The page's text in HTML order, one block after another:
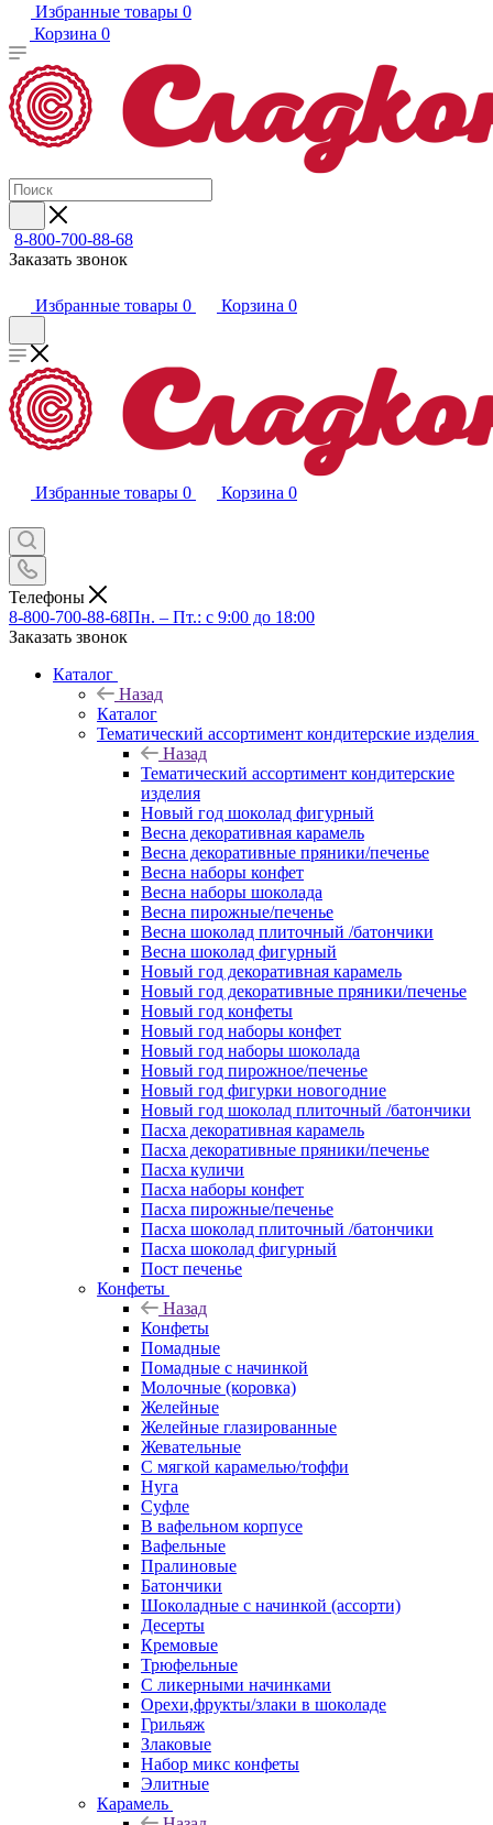
Избранные товары 0
Корзина 0
8-800-700-88-68
Заказать звонок
Избранные товары 0 Корзина 0
Избранные товары 0 Корзина 0
Телефоны
8-800-700-88-68Пн. – Пт.: с 9:00 до 18:00
Заказать звонок
Каталог
Назад
Каталог
Тематический ассортимент кондитерские изделия
Назад
Тематический ассортимент кондитерские
изделия
Новый год шоколад фигурный
Весна декоративная карамель
Весна декоративные пряники/печенье
Весна наборы конфет
Весна наборы шоколада
Весна пирожные/печенье
Весна шоколад плиточный /батончики
Весна шоколад фигурный
Новый год декоративная карамель
Новый год декоративные пряники/печенье
Новый год конфеты
Новый год наборы конфет
Новый год наборы шоколада
Новый год пирожное/печенье
Новый год фигурки новогодние
Новый год шоколад плиточный /батончики
Пасха декоративная карамель
Пасха декоративные пряники/печенье
Пасха куличи
Пасха наборы конфет
Пасха пирожные/печенье
Пасха шоколад плиточный /батончики
Пасха шоколад фигурный
Пост печенье
Конфеты
Назад
Конфеты
Помадные
Помадные с начинкой
Молочные (коровка)
Желейные
Желейные глазированные
Жевательные
С мягкой карамелью/тоффи
Нуга
Суфле
В вафельном корпусе
Вафельные
Пралиновые
Батончики
Шоколадные с начинкой (ассорти)
Десерты
Кремовые
Трюфельные
С ликерными начинками
Орехи,фрукты/злаки в шоколаде
Грильяж
Злаковые
Набор микс конфеты
Элитные
Карамель